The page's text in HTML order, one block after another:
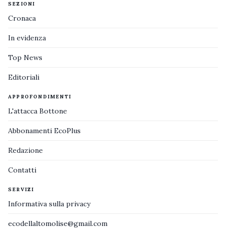
SEZIONI
Cronaca
In evidenza
Top News
Editoriali
APPROFONDIMENTI
L'attacca Bottone
Abbonamenti EcoPlus
Redazione
Contatti
SERVIZI
Informativa sulla privacy
ecodellaltomolise@gmail.com